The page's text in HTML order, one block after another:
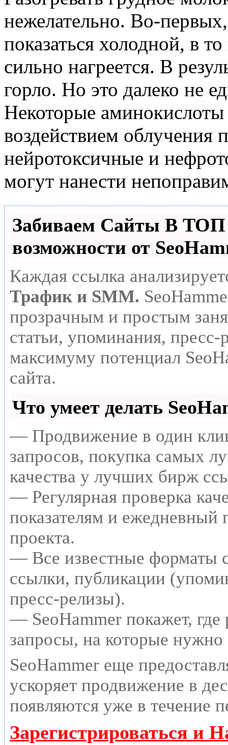
нежелательно. Во-
показаться холодной, в
сильно нагреется. В
горло. Но это далеко не
Некоторые
воздействием облучения
нейротоксичные и
могут нанести
Забиваем Сайты В
возможности от
Каждая ссылка
Трафик и SMM.
прозрачным и простым
статьи, упоминания,
максимуму потенциал
сайта.
Что умеет делать
— Продвижение в один
запросов, покупка самых
качества у лучших бирж
— Регулярная проверка
показателям и ежедневный
проекта.
— Все известные форматы
ссылки, публикации
пресс-релизы).
— SeoHammer покажет, где
запросы, на которые нужно
SeoHammer еще
ускоряет продвижение в
появляются уже в течение
Зарегистрироваться и